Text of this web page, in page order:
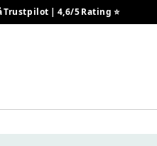
Trustpilot | 4,6/5 Rating ⭐️